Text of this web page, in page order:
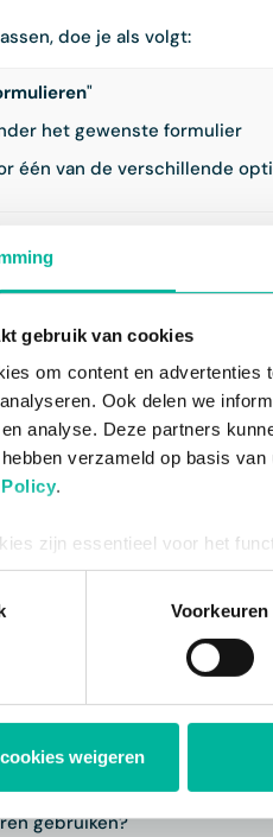
gebruik van cookies
om content en
Ook delen we
analyse. Deze partners
verzameld op basis
.
zijn essentieel voor het
U kunt uw
tool onderaan de
Voorkeuren
weigeren
doe je als volgt:
"
het gewenste formulier
één van de verschillende
je voor deze optie kiest,
formulier enkel zichtbaar
al zijn ingeschreven met
Volgende:
gebruiken?